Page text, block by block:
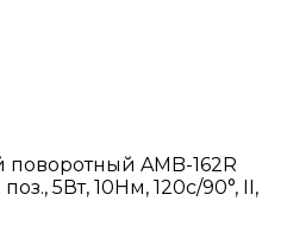
AMB-162R
5Вт, 10Нм, 120с/90°, II,